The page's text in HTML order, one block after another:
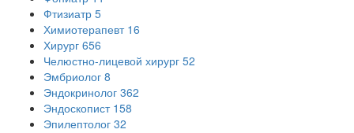
Фтизиатр 5
Химиотерапевт 16
Хирург 656
Челюстно-лицевой хирург 52
Эмбриолог 8
Эндокринолог 362
Эндоскопист 158
Эпилептолог 32